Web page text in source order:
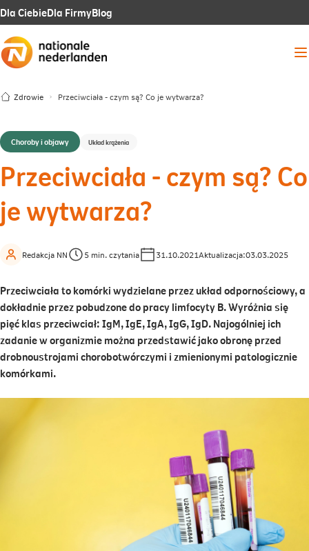
Dla CiebieLink
się
karcie
Dla FirmyLink
się
Blog
Zdrowie Przeciwciała - czym są? Co je wytwarza?
Choroby i objawy Układ krążenia
Przeciwciała - czym są? Co
je wytwarza?
Redakcja NN 5 min. czytania 31.10.2021Aktualizacja:03.03.2025
Przeciwciała to komórki wydzielane przez układ odpornościowy, a
dokładnie przez pobudzone do pracy limfocyty B. Wyróżnia się
pięć klas przeciwciał: IgM, IgE, IgA, IgG, IgD. Najogólniej ich
zadanie w organizmie można przedstawić jako obronę przed
drobnoustrojami chorobotwórczymi i zmienionymi patologicznie
komórkami.